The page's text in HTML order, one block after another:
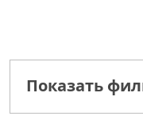
Показать